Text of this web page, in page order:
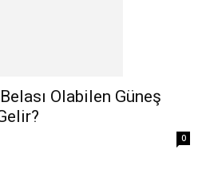
Olabilen Güneş
0